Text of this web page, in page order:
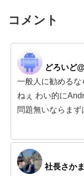
コメント
どろいど
一般人に勧める
ねぇ わい的に
問題無いならま
社長さか